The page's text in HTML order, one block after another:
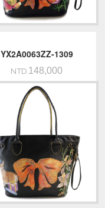
YX2A0063ZZ-1309
NTD.148,000